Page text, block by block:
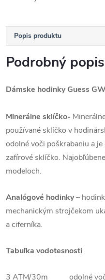
Popis produktu
Podrobný popis
Dámske hodinky Guess
Minerálne sklíčko-
používané sklíčko v
odolné voči poškrabaniu a
zafírové sklíčko.
modeloch.
Analógové hodinky–
mechanickým strojčekom
a ciferníka.
Tabuľka vodotesnosti
3 ATM/30m odolné voči